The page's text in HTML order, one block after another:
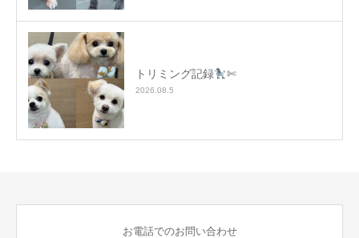
トリミング記録 ✄
2026.08.5
お電話でのお問い合わせ